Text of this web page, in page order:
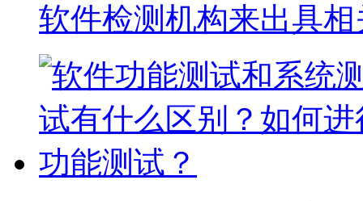
软件检测机构来出具